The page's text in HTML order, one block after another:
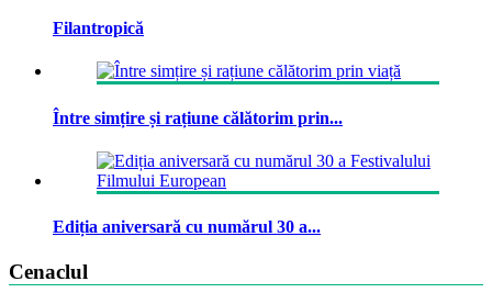
Filantropică
Între simțire și rațiune călătorim prin...
Ediția aniversară cu numărul 30 a...
Cenaclul